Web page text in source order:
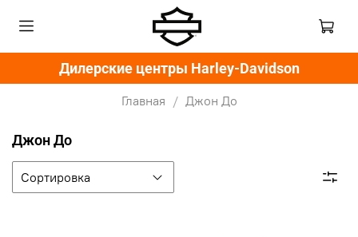
Дилерские центры Harley-Davidson
Главная Джон До
Джон До